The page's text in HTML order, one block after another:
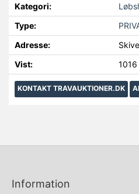
Kategori:
Type:
Adresse:
Vist:
KONTAKT TRAVAUKTIONER.DK
Information